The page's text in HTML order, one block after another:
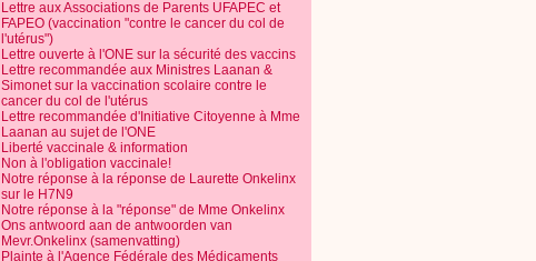
Lettre aux Associations de Parents UFAPEC et
FAPEO (vaccination "contre le cancer du col de
l'utérus")
Lettre ouverte à l'ONE sur la sécurité des vaccins
Lettre recommandée aux Ministres Laanan &
Simonet sur la vaccination scolaire contre le
cancer du col de l'utérus
Lettre recommandée d'Initiative Citoyenne à Mme
Laanan au sujet de l'ONE
Liberté vaccinale & information
Non à l'obligation vaccinale!
Notre réponse à la réponse de Laurette Onkelinx
sur le H7N9
Notre réponse à la "réponse" de Mme Onkelinx
Ons antwoord aan de antwoorden van
Mevr.Onkelinx (samenvatting)
Plainte à l'Agence Fédérale des Médicaments